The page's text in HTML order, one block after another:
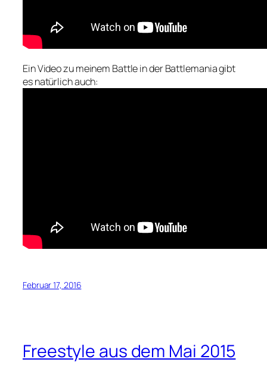
Ein Video zu meinem Battle in der Battlemania gibt
es natürlich auch:
Februar 17, 2016
Freestyle aus dem Mai 2015